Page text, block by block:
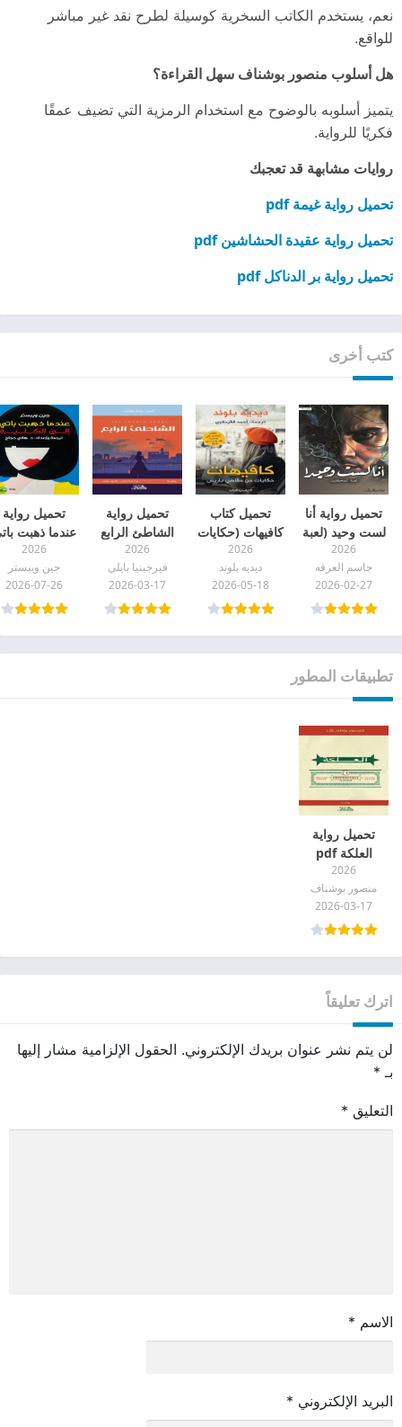
نعم، يستخدم الكاتب السخرية كوسيلة لطرح نقد غير مباشر
للواقع.
هل أسلوب منصور بوشناف سهل القراءة؟
يتميز أسلوبه بالوضوح مع استخدام الرمزية التي تضيف عمقًا
فكريًا للرواية.
روايات مشابهة قد تعجبك
تحميل رواية غيمة pdf
تحميل رواية عقيدة الحشاشين pdf
تحميل رواية بر الدناكل pdf
كتب أخرى
تحميل رواية أنا
لست وحيد (لعبة
المحققين) pdf
2026
جاسم العرفه
2026-02-27
تحميل كتاب
كافيهات (حكايات
من مقاهي
باريس) pdf
2026
ديديه بلوند
2026-05-18
تحميل رواية
الشاطئ الرابع
pdf
2026
فيرجينيا بايلي
2026-03-17
تحميل رواية
عندما ذهبت
إلى الكلية pdf
2026
جين ويبستر
2026-07-26
تطبيقات المطور
تحميل رواية
العلكة pdf
2026
منصور بوشناف
2026-03-17
اترك تعليقاً
لن يتم نشر عنوان بريدك الإلكتروني. الحقول الإلزامية مشار إليها
بـ *
التعليق *
الاسم *
البريد الإلكتروني *